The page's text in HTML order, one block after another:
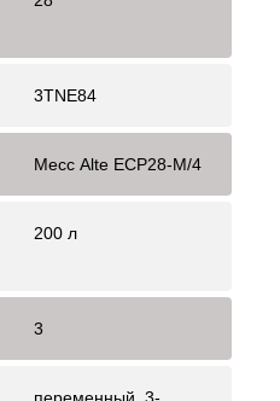
3TNE84
Mecc Alte ЕСР28-М/4
200 л
3